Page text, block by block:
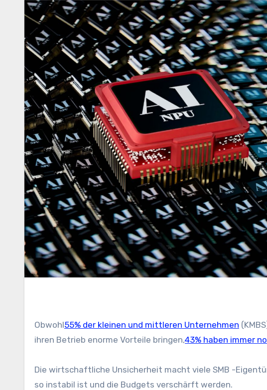
Obwohl55% der kleinen und mittleren Unternehmen
ihren Betrieb enorme Vorteile bringen,43% haben immer
Die wirtschaftliche Unsicherheit macht viele SMB -
so instabil ist und die Budgets verschärft werden.